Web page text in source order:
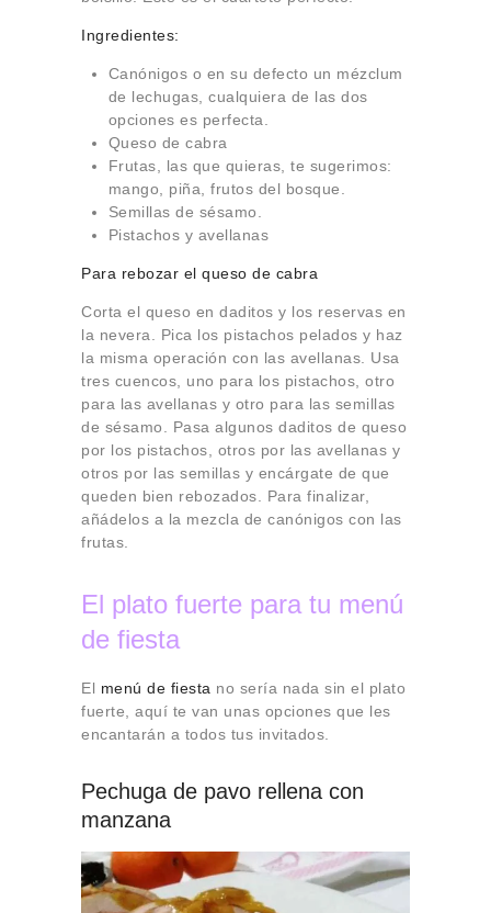
Ingredientes:
Canónigos o en su defecto un mézclum
de lechugas, cualquiera de las dos
opciones es perfecta.
Queso de cabra
Frutas, las que quieras, te sugerimos:
mango, piña, frutos del bosque.
Semillas de sésamo.
Pistachos y avellanas
Para rebozar el queso de cabra
Corta el queso en daditos y los reservas en
la nevera. Pica los pistachos pelados y haz
la misma operación con las avellanas. Usa
tres cuencos, uno para los pistachos, otro
para las avellanas y otro para las semillas
de sésamo. Pasa algunos daditos de queso
por los pistachos, otros por las avellanas y
otros por las semillas y encárgate de que
queden bien rebozados. Para finalizar,
añádelos a la mezcla de canónigos con las
frutas.
El plato fuerte para tu menú
de fiesta
El menú de fiesta no sería nada sin el plato
fuerte, aquí te van unas opciones que les
encantarán a todos tus invitados.
Pechuga de pavo rellena con
manzana